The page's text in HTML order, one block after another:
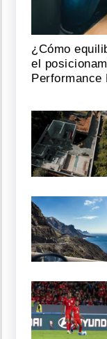
¿Cómo
el
Performance